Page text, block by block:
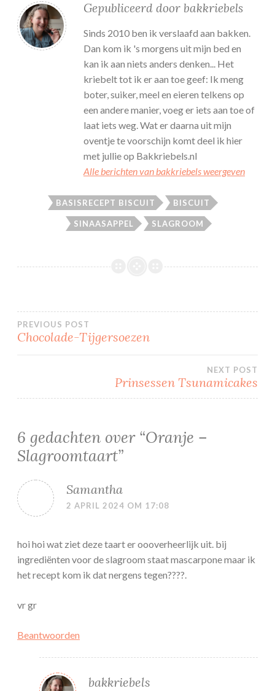
Gepubliceerd door bakkriebels
Sinds 2010 ben ik verslaafd aan bakken.
Dan kom ik 's morgens uit mijn bed en
kan ik aan niets anders denken... Het
kriebelt tot ik er aan toe geef: Ik meng
boter, suiker, meel en eieren telkens op
een andere manier, voeg er iets aan toe of
laat iets weg. Wat er daarna uit mijn
oventje te voorschijn komt deel ik hier
met jullie op Bakkriebels.nl
Alle berichten van bakkriebels weergeven
BASISRECEPT BISCUIT BISCUIT
SINAASAPPEL SLAGROOM
Bericht
PREVIOUS POST
Chocolade-Tijgersoezen
NEXT POST
Prinsessen Tsunamicakes
6 gedachten over “Oranje –
Slagroomtaart”
Samantha
2 APRIL 2024 OM 17:08
hoi hoi wat ziet deze taart er oooverheerlijk uit. bij
ingrediënten voor de slagroom staat mascarpone maar ik
het recept kom ik dat nergens tegen????.
vr gr
Beantwoorden
bakkriebels